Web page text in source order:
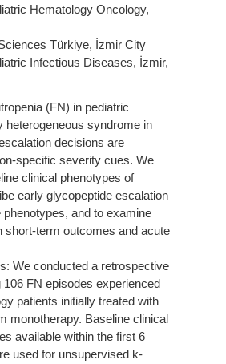
Hematology Oncology,
Türkiye, İzmir City
Infectious Diseases, İzmir,
(FN) in pediatric
heterogeneous syndrome in
decisions are
specific severity cues. We
clinical phenotypes of
early glycopeptide escalation
and to examine
short-term outcomes and acute
We conducted a retrospective
FN episodes experienced
patients initially treated with
monotherapy. Baseline clinical
available within the first 6
used for unsupervised k-